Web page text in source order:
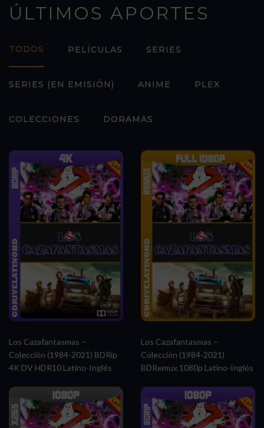
ÚLTIMOS APORTES
TODOS PELÍCULAS SERIES
SERIES (EN EMISIÓN) ANIME PLEX
COLECCIONES DORAMAS
Los Cazafantasmas –
Colección (1984-2021) BDRip
4K DV HDR10 Latino-Inglés
Los Cazafantasmas –
Colección (1984-2021)
BDRemux 1080p Latino-Inglés